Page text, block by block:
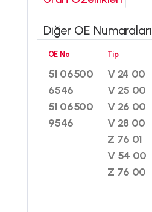
Diğer OE Numaraları
OE No
51 06500
6546
51 06500
9546
Tip
V 24 00
V 25 00
V 26 00
V 28 00
Z 76 01
V 54 00
Z 76 00